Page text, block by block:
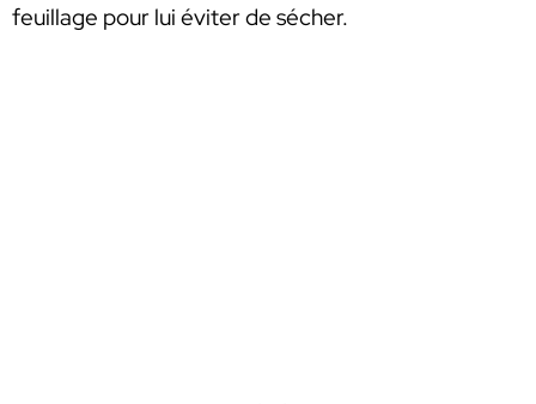
feuillage pour lui éviter de sécher.